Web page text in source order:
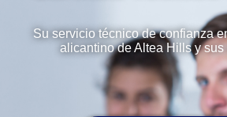
Su servicio técnico de confianza
alicantino de Altea Hills y